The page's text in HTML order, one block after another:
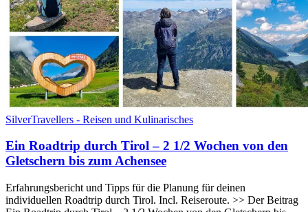
SilverTravellers - Reisen und Kulinarisches
Ein Roadtrip durch Tirol – 2 1/2 Wochen von den
Gletschern bis zum Achensee
Erfahrungsbericht und Tipps für die Planung für deinen
individuellen Roadtrip durch Tirol. Incl. Reiseroute. >> Der Beitrag